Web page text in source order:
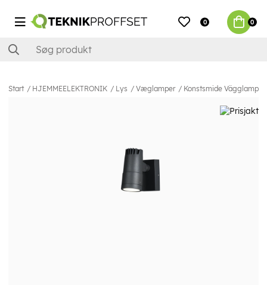
0 0
Start HJEMMEELEKTRONIK Lys Væglamper Konstsmide Vägglampa